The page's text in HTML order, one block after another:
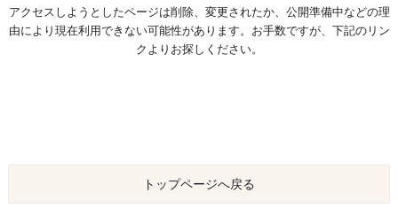
アクセスしようとしたページは削除、変更されたか、公開準備中などの理
由により現在利用できない可能性があります。お手数ですが、下記のリン
クよりお探しください。
トップページへ戻る